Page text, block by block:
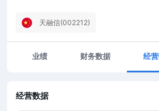
天融信(002212)
业绩 财务数据 经
经营数据